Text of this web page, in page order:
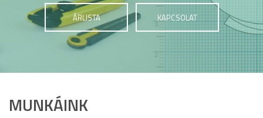
ÁRLISTA KAPCSOLAT
MUNKÁINK